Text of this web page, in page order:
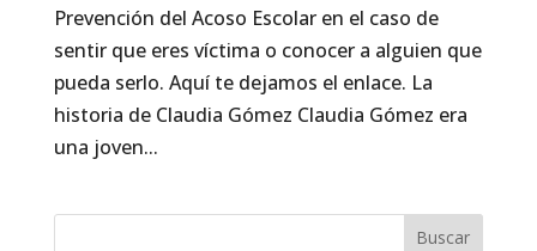
Prevención del Acoso Escolar en el caso de
sentir que eres víctima o conocer a alguien que
pueda serlo. Aquí te dejamos el enlace. La
historia de Claudia Gómez Claudia Gómez era
una joven...
Buscar